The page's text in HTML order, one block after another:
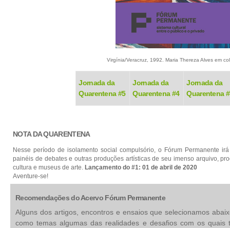
Virgínia/Veracruz, 1992. Maria Thereza Alves em
Jornada da
Quarentena #5
Jornada da
Quarentena #4
Jornada da
Quarentena
NOTA DA QUARENTENA
Nesse período de isolamento social compulsório, o Fórum Permanente
painéis de debates e outras produções artísticas de seu imenso arquivo,
cultura e museus de arte.
Lançamento do #1: 01 de abril de 2020
Aventure-se!
Recomendações do Acervo Fórum Permanente
Alguns dos artigos, encontros e ensaios que selecionamos
como temas algumas das realidades e desafios com os quais